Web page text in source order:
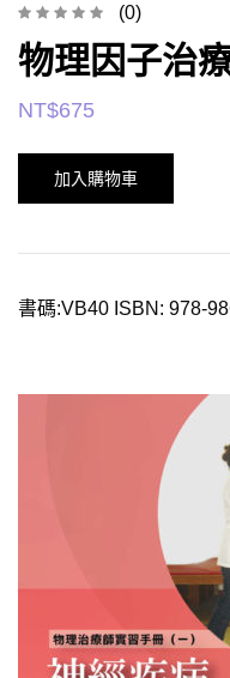
(0)
物理因子治
NT$675
加入購物車
書碼:VB40 ISBN: 978-